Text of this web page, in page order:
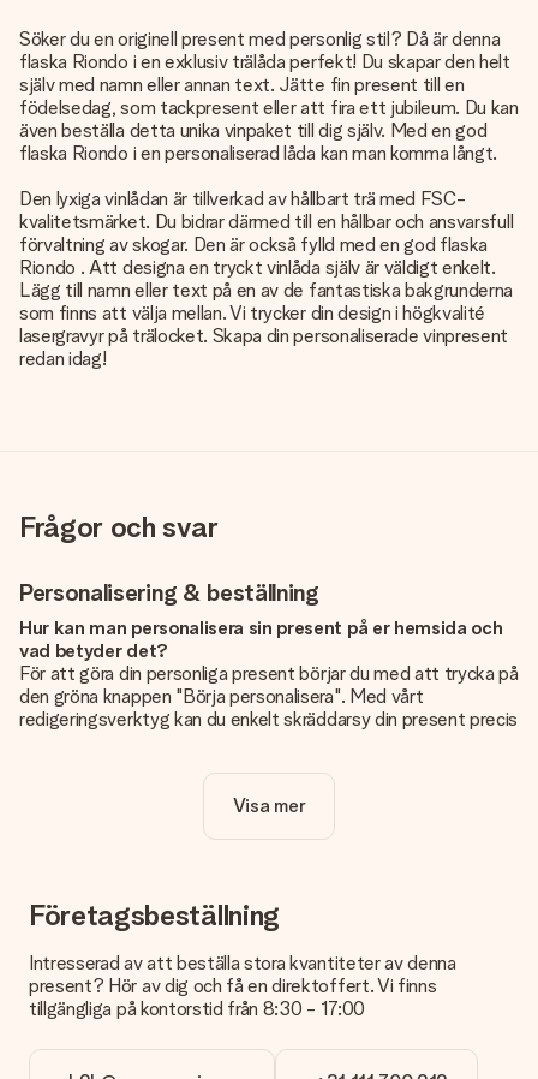
Söker du en originell present med personlig stil? Då är denna
flaska Riondo i en exklusiv trälåda perfekt! Du skapar den helt
själv med namn eller annan text. Jätte fin present till en
födelsedag, som tackpresent eller att fira ett jubileum. Du kan
även beställa detta unika vinpaket till dig själv. Med en god
flaska Riondo i en personaliserad låda kan man komma långt.
Den lyxiga vinlådan är tillverkad av hållbart trä med FSC-
kvalitetsmärket. Du bidrar därmed till en hållbar och ansvarsfull
förvaltning av skogar. Den är också fylld med en god flaska
Riondo . Att designa en tryckt vinlåda själv är väldigt enkelt.
Lägg till namn eller text på en av de fantastiska bakgrunderna
som finns att välja mellan. Vi trycker din design i högkvalité
lasergravyr på trälocket. Skapa din personaliserade vinpresent
redan idag!
Frågor och svar
Personalisering & beställning
Hur kan man personalisera sin present på er hemsida och
vad betyder det?
För att göra din personliga present börjar du med att trycka på
den gröna knappen "Börja personalisera". Med vårt
redigeringsverktyg kan du enkelt skräddarsy din present precis
Kostar det något extra att personalisera sin present?
Hur vet jag att min bild har tillräckligt hög kvalitet?
det viktigt att använda foton av hög kvalitet. Om du är osäker
på kvaliteten på din bild kan du kontakta vår kundtjänst och
bifoga ditt foto tillsammans med den gåva du är intresserad
Visa mer
Företagsbeställning
Intresserad av att beställa stora kvantiteter av denna
present? Hör av dig och få en direktoffert. Vi finns
tillgängliga på kontorstid från 8:30 - 17:00